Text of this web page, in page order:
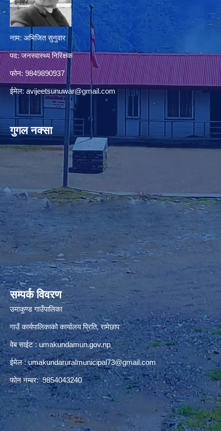
नाम: अभिजित सुनुवार
पद: जनस्वास्थ्य निरिक्षक
फोन: 9849890937
ईमेल: avijeetsunuwar@gmail.com
गुगल नक्सा
premium bootstrap themes
सम्पर्क विवरण
उमाकुण्ड गाउँपालिका
गाउँ कार्यपालिकाको कार्यालय प्रिति, रामेछाप
वेब साईट : umakundamun.gov.np
ईमेल :umakundaruralmunicipal73@gmail.com
फोन नम्बर: 9854043240